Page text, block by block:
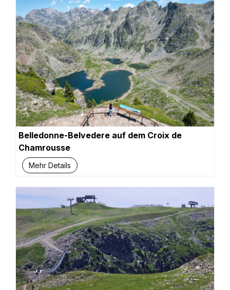
Belledonne-Belvedere auf dem Croix de
Chamrousse
Mehr Details